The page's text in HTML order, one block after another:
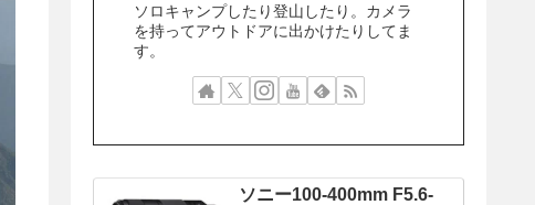
ソロキャンプしたり登山したり。カメラ
を持ってアウトドアに出かけたりしてま
す。
ソニー100-400mm F5.6-